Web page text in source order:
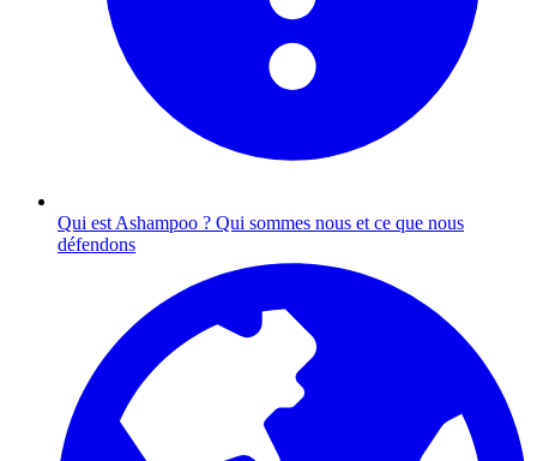
Qui est Ashampoo ? Qui sommes nous et ce que nous
défendons